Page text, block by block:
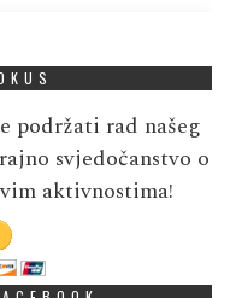
podržati rad našeg
svjedočanstvo o
aktivnostima!